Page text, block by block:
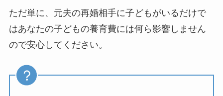
ただ単に、元夫の再婚相手に子どもがいるだけで
はあなたの子どもの養育費には何ら影響しません
ので安心してください。